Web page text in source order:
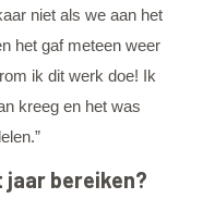
niet als we aan het
het gaf meteen weer
ik dit werk doe! Ik
kreeg en het was
bereiken?